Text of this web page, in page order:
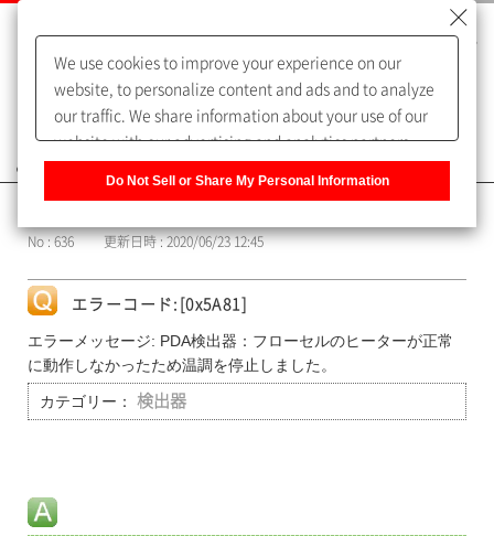
よくあるご質問（FAQ）
No : 636 更新日時 : 2020/06/23 12:45
エラーコード:[0x5A81]
エラーメッセージ: PDA検出器：フローセルのヒーターが正常
に動作しなかったため温調を停止しました。
カテゴリー： 検出器
We use cookies to improve your experience on our
website, to personalize content and ads and to analyze
our traffic. We share information about your use of our
website with our advertising and analytics partners,
of our sharing information about you with our partners.
Information] to customize your cookie settings on our
Do Not Sell or Share My Personal Information